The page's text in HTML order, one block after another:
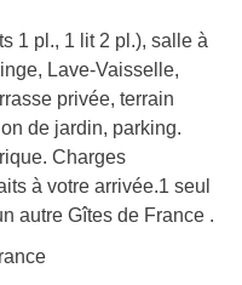
1 pl., 1 lit 2 pl.), salle à
Lave-Vaisselle,
privée, terrain
de jardin, parking.
Charges
à votre arrivée.1 seul
autre Gîtes de France .